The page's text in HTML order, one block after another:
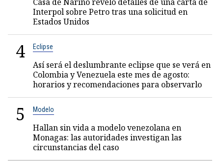
Interpol sobre Petro tras una solicitud en
Estados Unidos
4 Eclipse
Así será el deslumbrante eclipse que se verá en
Colombia y Venezuela este mes de agosto:
horarios y recomendaciones para observarlo
5 Modelo
Hallan sin vida a modelo venezolana en
Monagas: las autoridades investigan las
circunstancias del caso